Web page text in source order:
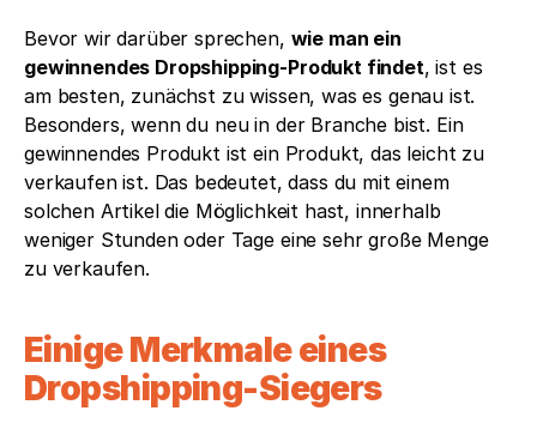
Bevor wir darüber sprechen, wie man ein
gewinnendes Dropshipping-Produkt findet, ist es
am besten, zunächst zu wissen, was es genau ist.
Besonders, wenn du neu in der Branche bist. Ein
gewinnendes Produkt ist ein Produkt, das leicht zu
verkaufen ist. Das bedeutet, dass du mit einem
solchen Artikel die Möglichkeit hast, innerhalb
weniger Stunden oder Tage eine sehr große Menge
zu verkaufen.
Einige Merkmale eines
Dropshipping-Siegers